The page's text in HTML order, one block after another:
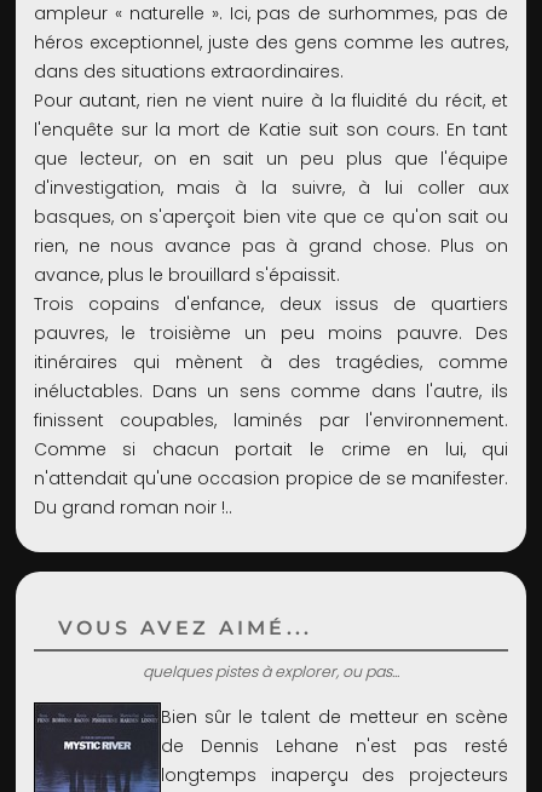
ampleur « naturelle ». Ici, pas de surhommes, pas de
héros exceptionnel, juste des gens comme les autres,
dans des situations extraordinaires.
Pour autant, rien ne vient nuire à la fluidité du récit, et
l'enquête sur la mort de Katie suit son cours. En tant
que lecteur, on en sait un peu plus que l'équipe
d'investigation, mais à la suivre, à lui coller aux
basques, on s'aperçoit bien vite que ce qu'on sait ou
rien, ne nous avance pas à grand chose. Plus on
avance, plus le brouillard s'épaissit.
Trois copains d'enfance, deux issus de quartiers
pauvres, le troisième un peu moins pauvre. Des
itinéraires qui mènent à des tragédies, comme
inéluctables. Dans un sens comme dans l'autre, ils
finissent coupables, laminés par l'environnement.
Comme si chacun portait le crime en lui, qui
n'attendait qu'une occasion propice de se manifester.
Du grand roman noir !..
VOUS AVEZ AIMÉ...
quelques pistes à explorer, ou pas...
Bien sûr le talent de metteur en scène
de Dennis Lehane n'est pas resté
longtemps inaperçu des projecteurs